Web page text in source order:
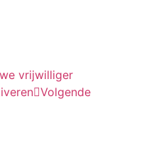
vrijwilliger
Volgende